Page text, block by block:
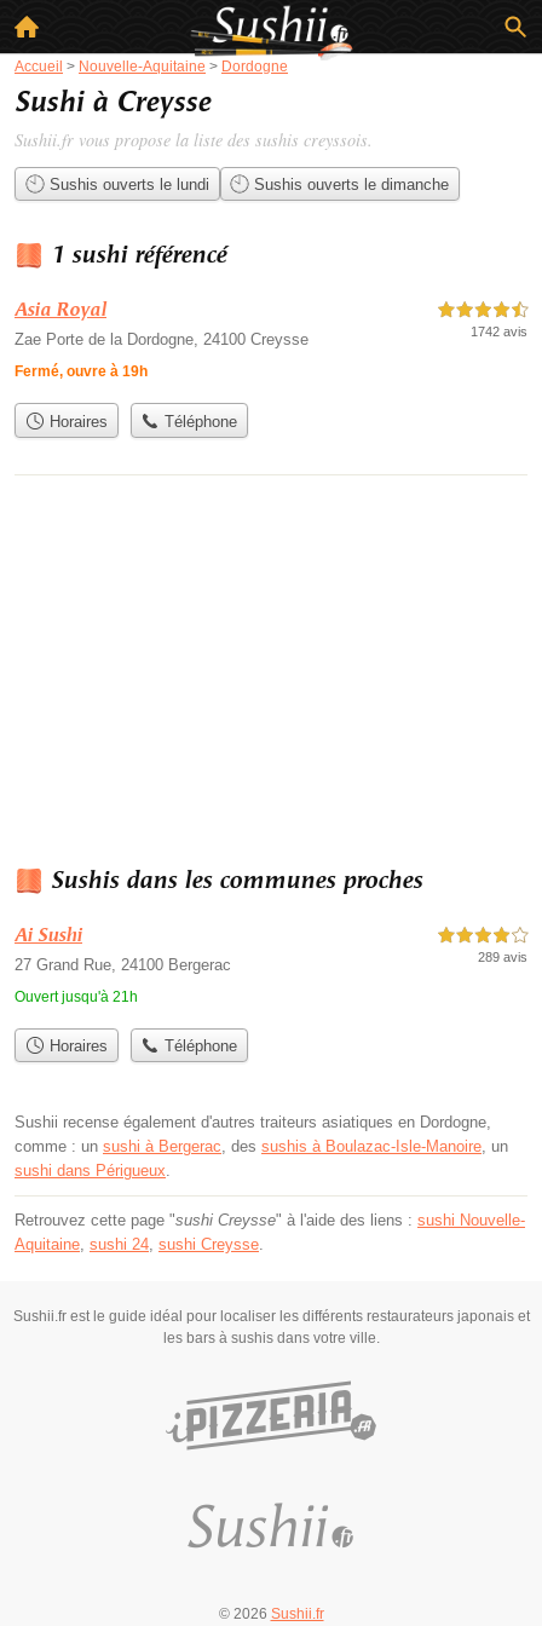
Accueil > Nouvelle-Aquitaine > Dordogne
Sushi à Creysse
Sushii.fr vous propose la liste des sushis creyssois.
Sushis ouverts le lundi Sushis ouverts le dimanche
1 sushi référencé
Asia Royal
Zae Porte de la Dordogne, 24100 Creysse
Fermé, ouvre à 19h
4,5 étoiles sur 5
1742 avis
Horaires Téléphone
Sushis dans les communes proches
Ai Sushi
27 Grand Rue, 24100 Bergerac
Ouvert jusqu'à 21h
4,0 étoiles sur 5
289 avis
Horaires Téléphone
Sushii recense également d'autres traiteurs asiatiques en Dordogne,
comme : un sushi à Bergerac, des sushis à Boulazac-Isle-Manoire, un
sushi dans Périgueux.
Retrouvez cette page "sushi Creysse" à l'aide des liens : sushi Nouvelle-
Aquitaine, sushi 24, sushi Creysse.
Sushii.fr est le guide idéal pour localiser les différents restaurateurs japonais et
les bars à sushis dans votre ville.
© 2026 Sushii.fr